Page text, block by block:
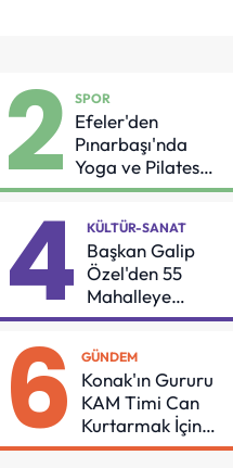
2 SPOR
Efeler'den
Pınarbaşı'nda
Yoga ve Pilates
Buluşması
4 KÜLTÜR-SANAT
Başkan Galip
Özel'den 55
Mahalleye
Çocuk Şenliği
6 GÜNDEM
Konak'ın Gururu
KAM Timi Can
Kurtarmak İçin
Demir Aldı